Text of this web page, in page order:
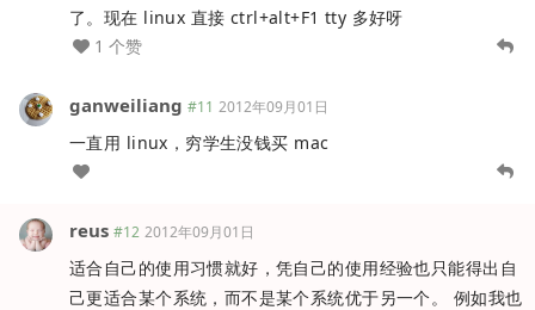
了。现在 linux 直接 ctrl+alt+F1 tty 多好呀
1 个赞
ganweiliang #11 2012年09月01日
一直用 linux，穷学生没钱买 mac
reus #12 2012年09月01日
适合自己的使用习惯就好，凭自己的使用经验也只能得出自
己更适合某个系统，而不是某个系统优于另一个。 例如我也